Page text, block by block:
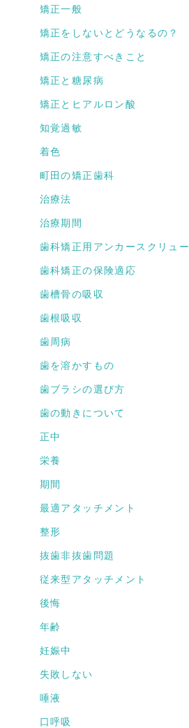
矯正一般
矯正をしないとどうなるの？
矯正の注意すべきこと
矯正と糖尿病
矯正とヒアルロン酸
知覚過敏
着色
町田の矯正歯科
治療法
治療期間
歯科矯正用アンカースクリュー
歯科矯正の保険適応
歯槽骨の吸収
歯根吸収
歯周病
歯を溶かすもの
歯ブラシの選び方
歯の動きについて
正中
栄養
期間
最適アタッチメント
整形
抜歯非抜歯問題
従来型アタッチメント
後悔
年齢
妊娠中
失敗しない
唾液
口呼吸